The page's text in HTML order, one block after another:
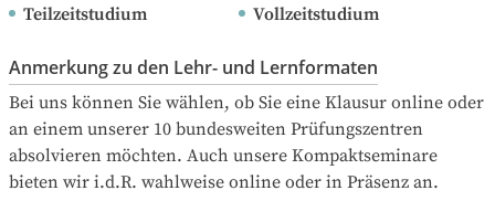
Teilzeitstudium Vollzeitstudium
Anmerkung zu den Lehr- und Lernformaten
Bei uns können Sie wählen, ob Sie eine Klausur online oder
an einem unserer 10 bundesweiten Prüfungszentren
absolvieren möchten. Auch unsere Kompaktseminare
bieten wir i.d.R. wahlweise online oder in Präsenz an.